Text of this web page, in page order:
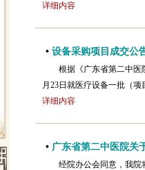
详细内容
• 设备采购项目成交公
根据《广东省第二中医
月23日就医疗设备一批（
详细内容
• 广东省第二中医院关
经院办公会同意，我